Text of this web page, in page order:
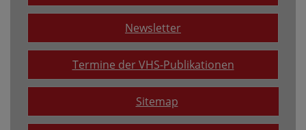
Newsletter
Termine der VHS-Publikationen
Sitemap